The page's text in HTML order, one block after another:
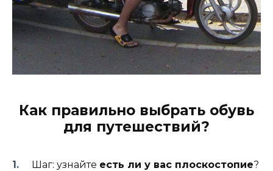
Как правильно выбрать обувь
для путешествий?
Шаг: узнайте есть ли у вас плоскостопие?